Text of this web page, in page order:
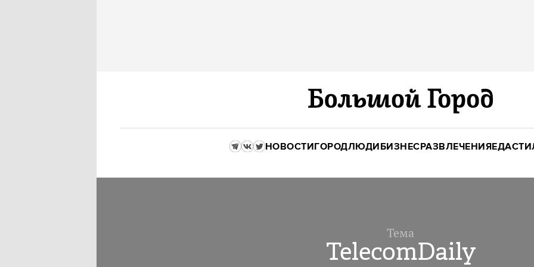
НОВОСТИГОРОДЛЮДИБИЗНЕСРАЗВЛЕЧЕНИЯЕДА
Тема
TelecomDaily